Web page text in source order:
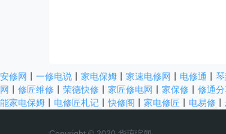
安修网 一修电说 家电保姆 家速电修网 电修通
网
修匠维修 荣德快修 家匠修电网 家保修 修通
能家电保姆
电修匠札记 丨快修阁 家电修匠 电易修